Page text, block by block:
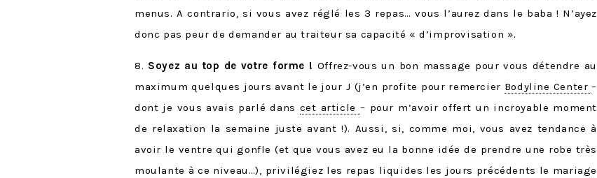
menus. A contrario, si vous avez réglé les 3 repas… vous l’aurez dans le baba ! N’ayez
donc pas peur de demander au traiteur sa capacité « d’improvisation ».
8. Soyez au top de votre forme ! Offrez-vous un bon massage pour vous détendre au
maximum quelques jours avant le jour J (j’en profite pour remercier Bodyline Center–
dont je vous avais parlé dans cet article – pour m’avoir offert un incroyable moment
de relaxation la semaine juste avant !). Aussi, si, comme moi, vous avez tendance à
avoir le ventre qui gonfle (et que vous avez eu la bonne idée de prendre une robe très
moulante à ce niveau…), privilégiez les repas liquides les jours précédents le mariage